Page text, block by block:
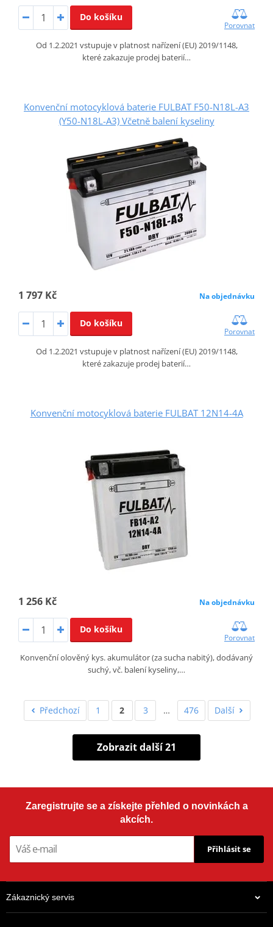
Do košíku
Porovnat
Od 1.2.2021 vstupuje v platnost nařízení (EU) 2019/1148,
které zakazuje prodej baterií…
Konvenční motocyklová baterie FULBAT F50-N18L-A3
(Y50-N18L-A3) Včetně balení kyseliny
1 797 Kč Na objednávku
Do košíku
Porovnat
Od 1.2.2021 vstupuje v platnost nařízení (EU) 2019/1148,
které zakazuje prodej baterií…
Konvenční motocyklová baterie FULBAT 12N14-4A
1 256 Kč Na objednávku
Do košíku
Porovnat
Konvenční olověný kys. akumulátor (za sucha nabitý), dodávaný
suchý, vč. balení kyseliny,…
Předchozí 1 2 3 … 476 Další
Zobrazit další 21
Zaregistrujte se a získejte přehled o novinkách a
akcích.
Přihlásit se
Zákaznický servis